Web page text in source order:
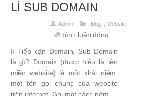
LÍ SUB DOMAIN
Admin Blog ,Website
bình luận đóng
I/ Tiếp cận Domain, Sub Domain
là gì? Domain (được hiểu là tên
miền website) là một khái niệm,
một tên gọi chung của website
trên internet. Gọi một cách nôm ...